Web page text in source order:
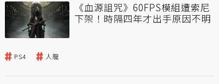
《血源詛咒》60FPS模組遭索尼
下架！時隔四年才出手原因不明
PS4 人龍